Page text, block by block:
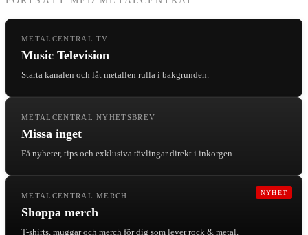
METALCENTRAL TV
Music Television
Starta kanalen och låt metallen rulla i bakgrunden.
METALCENTRAL NYHETSBREV
Missa inget
Få nyheter, tips och exklusiva tävlingar direkt i inkorgen.
NYHET
METALCENTRAL MERCH
Shoppa merch
T-shirts, muggar och merch för dig som lever rock & metal.